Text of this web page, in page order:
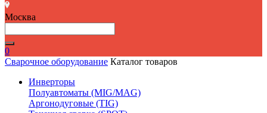
Москва
0
Сварочное оборудование Каталог товаров
Инверторы
Полуавтоматы (MIG/MAG)
Аргонодуговые (TIG)